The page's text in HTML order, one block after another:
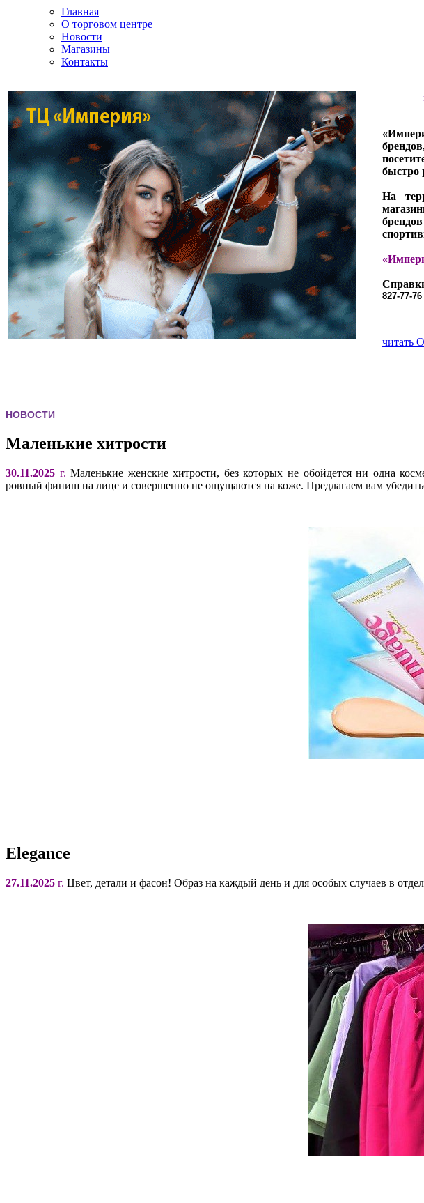
Главная
О торговом центре
Новости
Магазины
Контакты
быстро
На
827-77-76
НОВОСТИ
Маленькие хитрости
30.11.2025 г. Маленькие женские хитрости, без которых не обойдется ни одна
ровный финиш на лице и совершенно не ощущаются на коже. Предлагаем вам
Elegance
27.11.2025 г. Цвет, детали и фасон! Образ на каждый день и для особых случаев в